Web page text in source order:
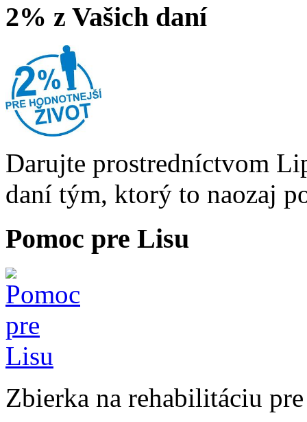
2% z Vašich daní
Darujte prostredníctvom
daní tým, ktorý to naozaj
Pomoc pre Lisu
Zbierka na rehabilitáciu